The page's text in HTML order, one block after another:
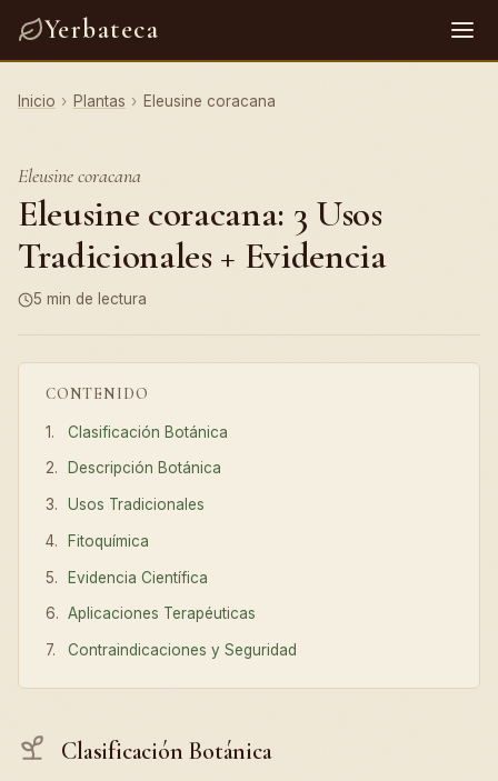
Yerbateca
Inicio › Plantas › Eleusine coracana
Eleusine coracana
Eleusine coracana: 3 Usos
Tradicionales + Evidencia
5 min de lectura
CONTENIDO
Clasificación Botánica
Descripción Botánica
Usos Tradicionales
Fitoquímica
Evidencia Científica
Aplicaciones Terapéuticas
Contraindicaciones y Seguridad
Clasificación Botánica